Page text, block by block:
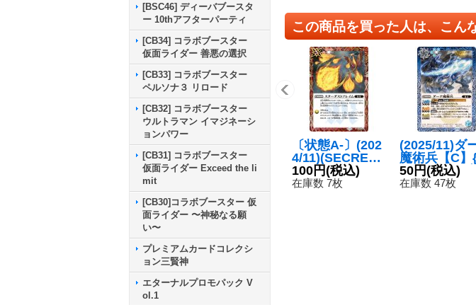
[BSC46] ディーバブースタ
ー 10thアフターパーティ
[CB34] コラボブースター
仮面ライダー 善悪の選択
[CB33] コラボブースター
ペルソナ３ リロード
[CB32] コラボブースター
ウルトラマン イマジネーシ
ョンパワー
[CB31] コラボブースター
仮面ライダー Exceed the li
mit
[CB30]コラボブースター 仮
面ライダー 〜神秘なる願
い〜
プレミアムカードコレクシ
ョン三賢神
エターナルプロモパック V
ol.1
この商品を買った人は、こん
〔状態A-〕(202
4/11)(SECRET)
スターダストフ
レイム【C-SE
100円(税込)
在庫数 7枚
(2025/11)ダ
魔術兵【C】
S71-059}《青
50円(税込)
在庫数 47枚